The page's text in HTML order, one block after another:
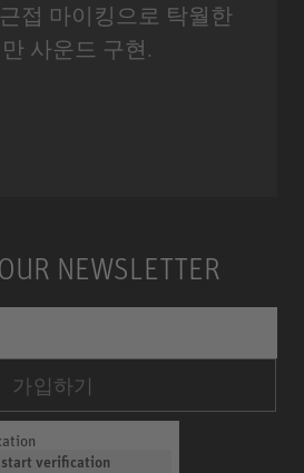
접 마이킹으로 탁월한
사운드 구현.
NEWSLETTER
가입하기
verification